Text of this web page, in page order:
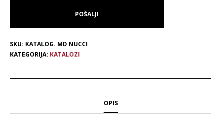
SKU: KATALOG. MD NUCCI
KATEGORIJA: KATALOZI
OPIS